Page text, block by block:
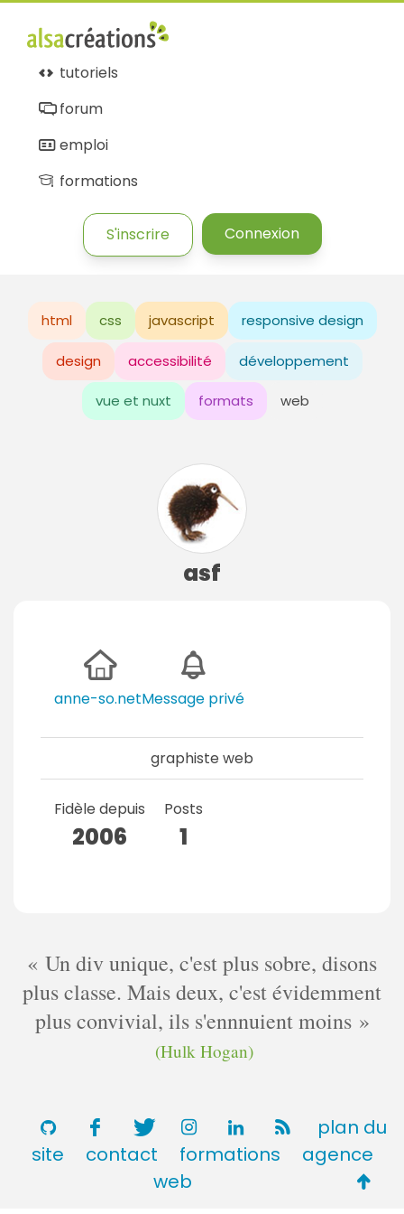
tutoriels
forum
emploi
formations
S'inscrire Connexion
html css javascript responsive design
design accessibilité développement
vue et nuxt formats web
asf
anne-so.netMessage privé
graphiste web
Fidèle depuis
2006
Posts
1
Un div unique, c'est plus sobre, disons
plus classe. Mais deux, c'est évidemment
plus convivial, ils s'ennnuient moins
(Hulk Hogan)
plan du
site
contact formations
agence
web